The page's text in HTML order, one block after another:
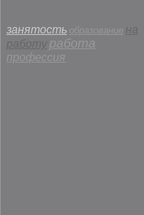
занятость образование на
работу работа
профессия